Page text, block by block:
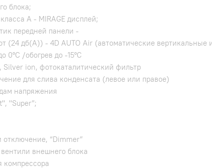
блока;
A - MIRAGE дисплей;
передней панели -
(24 дб(А)) - 4D AUTO Air (автоматические вертикальные
0°С /обогрев до -15°С
ion, фотокаталитический фильтр
для слива конденсата (левое или правое)
напряжения
"Super”;
“Dimmer”
внешнего блока
компрессора